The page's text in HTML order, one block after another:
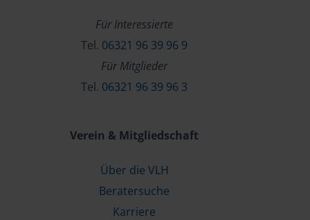
Für Interessierte
Tel. 06321 96 39 96 9
Für Mitglieder
Tel. 06321 96 39 96 3
Verein & Mitgliedschaft
Über die VLH
Beratersuche
Karriere